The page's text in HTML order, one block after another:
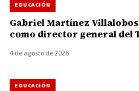
EDUCACIÓN
Gabriel Martínez
como director general del
4 de agosto de 2026
EDUCACIÓN